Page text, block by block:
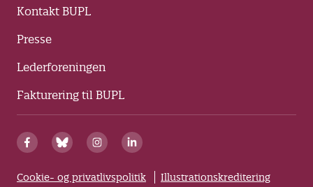
Kontakt BUPL
Presse
Lederforeningen
Fakturering til BUPL
Cookie- og privatlivspolitik Illustrationskreditering